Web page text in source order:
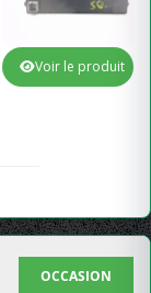
Voir le produit
OCCASION